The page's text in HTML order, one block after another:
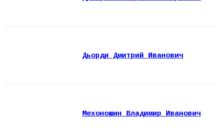
Дьорди Дмитрий Иванович
Мехоношин Владимир Иванович